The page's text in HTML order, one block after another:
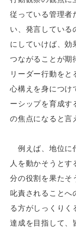
従っている管理者
い、発言している
にしていけば、効
つながることが期
リーダー行動をと
心構えを身につけ
ーシップを育成す
の焦点になると言
例えば、地位に
人を動かそうとす
分の役割を果たそ
叱責されることへ
る方がしっくりく
達成を目指して、